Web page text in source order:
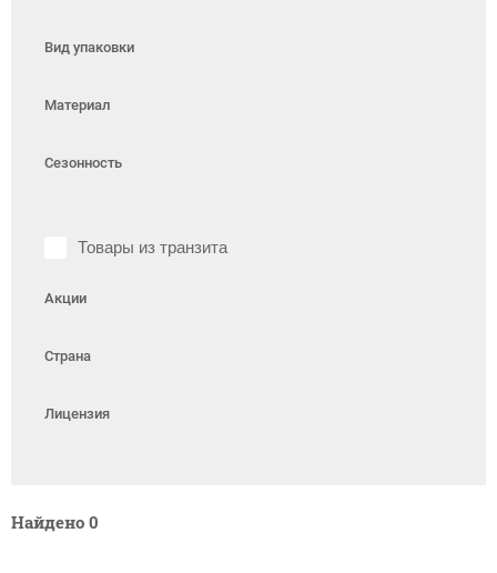
Вид упаковки
Материал
Сезонность
Товары из транзита
Акции
Страна
Лицензия
Найдено 0